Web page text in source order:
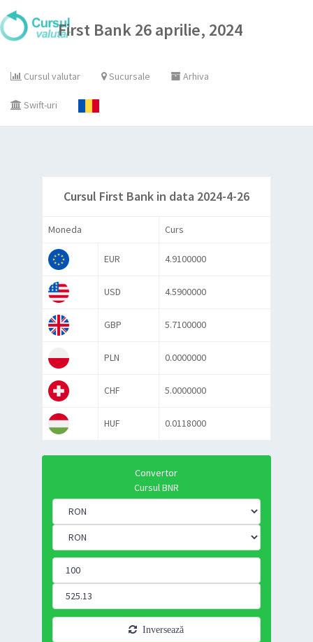
First Bank 26 aprilie, 2024
Cursul valutar Sucursale Arhiva
Swift-uri
Cursul First Bank in data 2024-4-26
Moneda Curs
EUR 4.9100000
USD 4.5900000
GBP 5.7100000
PLN 0.0000000
CHF 5.0000000
HUF 0.0118000
Convertor
Cursul BNR
Inversează